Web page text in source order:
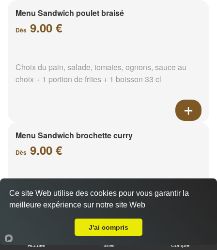
Menu Sandwich poulet braisé
Dès 9.00 €
Choix du pain, salade, tomates, ognons, sauce au
choix + 1 portion de frites + 1 boisson 33 cl
Menu Sandwich brochette curry
Dès 9.00 €
Choix du pain, salade, tomates, ognons, sauce au
choix + 1 portion de frites + 1 boisson 33 cl
Accueil Panier Compte
Ce site Web utilise des cookies pour vous garantir la
meilleure expérience sur notre site Web
J'ai compris